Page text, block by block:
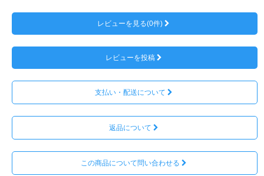
レビューを見る(0件)
レビューを投稿
支払い・配送について
返品について
この商品について問い合わせる